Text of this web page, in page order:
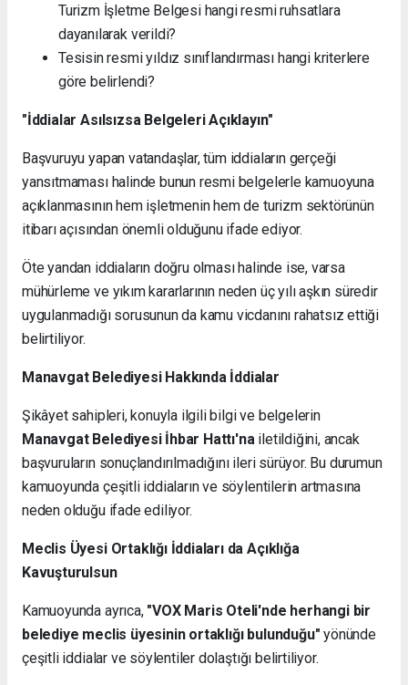
Turizm İşletme Belgesi hangi resmi ruhsatlara
dayanılarak verildi?
Tesisin resmi yıldız sınıflandırması hangi kriterlere
göre belirlendi?
"İddialar Asılsızsa Belgeleri Açıklayın"
Başvuruyu yapan vatandaşlar, tüm iddiaların gerçeği
yansıtmaması halinde bunun resmi belgelerle kamuoyuna
açıklanmasının hem işletmenin hem de turizm sektörünün
itibarı açısından önemli olduğunu ifade ediyor.
Öte yandan iddiaların doğru olması halinde ise, varsa
mühürleme ve yıkım kararlarının neden üç yılı aşkın süredir
uygulanmadığı sorusunun da kamu vicdanını rahatsız ettiği
belirtiliyor.
Manavgat Belediyesi Hakkında İddialar
Şikâyet sahipleri, konuyla ilgili bilgi ve belgelerin
Manavgat Belediyesi İhbar Hattı'na iletildiğini, ancak
başvuruların sonuçlandırılmadığını ileri sürüyor. Bu durumun
kamuoyunda çeşitli iddiaların ve söylentilerin artmasına
neden olduğu ifade ediliyor.
Meclis Üyesi Ortaklığı İddiaları da Açıklığa
Kavuşturulsun
Kamuoyunda ayrıca, "VOX Maris Oteli'nde herhangi bir
belediye meclis üyesinin ortaklığı bulunduğu" yönünde
çeşitli iddialar ve söylentiler dolaştığı belirtiliyor.